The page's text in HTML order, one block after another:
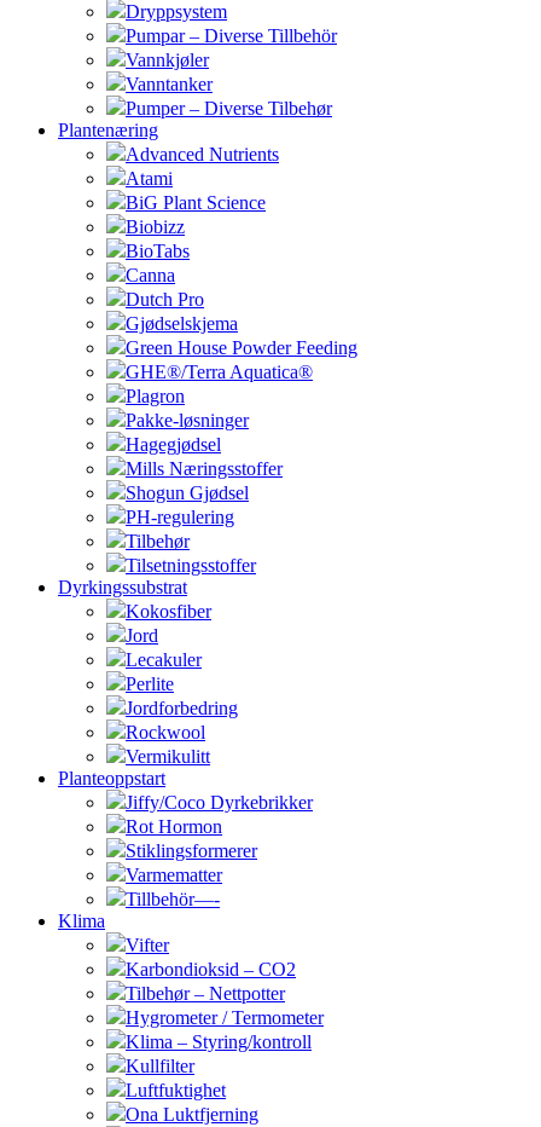
Dryppsystem
Pumpar – Diverse Tillbehör
Vannkjøler
Vanntanker
Pumper – Diverse Tilbehør
Plantenæring
Advanced Nutrients
Atami
BiG Plant Science
Biobizz
BioTabs
Canna
Dutch Pro
Gjødselskjema
Green House Powder Feeding
GHE®/Terra Aquatica®
Plagron
Pakke-løsninger
Hagegjødsel
Mills Næringsstoffer
Shogun Gjødsel
PH-regulering
Tilbehør
Tilsetningsstoffer
Dyrkingssubstrat
Kokosfiber
Jord
Lecakuler
Perlite
Jordforbedring
Rockwool
Vermikulitt
Planteoppstart
Jiffy/Coco Dyrkebrikker
Rot Hormon
Stiklingsformerer
Varmematter
Tillbehör—-
Klima
Vifter
Karbondioksid – CO2
Tilbehør – Nettpotter
Hygrometer / Termometer
Klima – Styring/kontroll
Kullfilter
Luftfuktighet
Ona Luktfjerning